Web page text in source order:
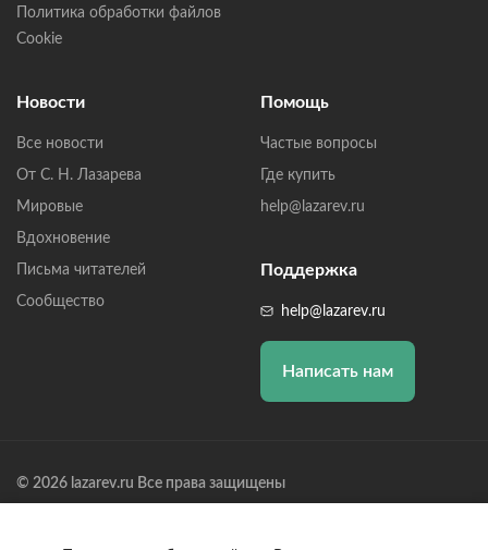
Политика обработки файлов
Cookie
Новости
Все новости
От С. Н. Лазарева
Мировые
Вдохновение
Письма читателей
Сообщество
Помощь
Частые вопросы
Где купить
help@lazarev.ru
Поддержка
help@lazarev.ru
Написать нам
© 2026 lazarev.ru Все права защищены